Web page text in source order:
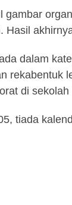
gambar
Hasil
dalam
rekabentuk
di sekolah
tiada